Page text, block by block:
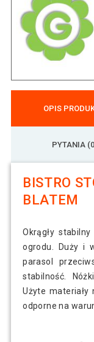
OPIS
PYTANIA
BISTRO
BLATEM
Okrągły
ogrodu. Duży i
parasol
stabilność.
Użyte materiały
odporne na